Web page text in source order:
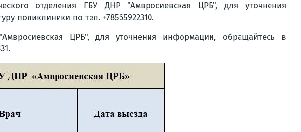
отделения ГБУ ДНР "Амвросиевская ЦРБ", для уточнения
поликлиники по тел. +78565922310.
ЦРБ", для уточнения информации, обращайтесь в